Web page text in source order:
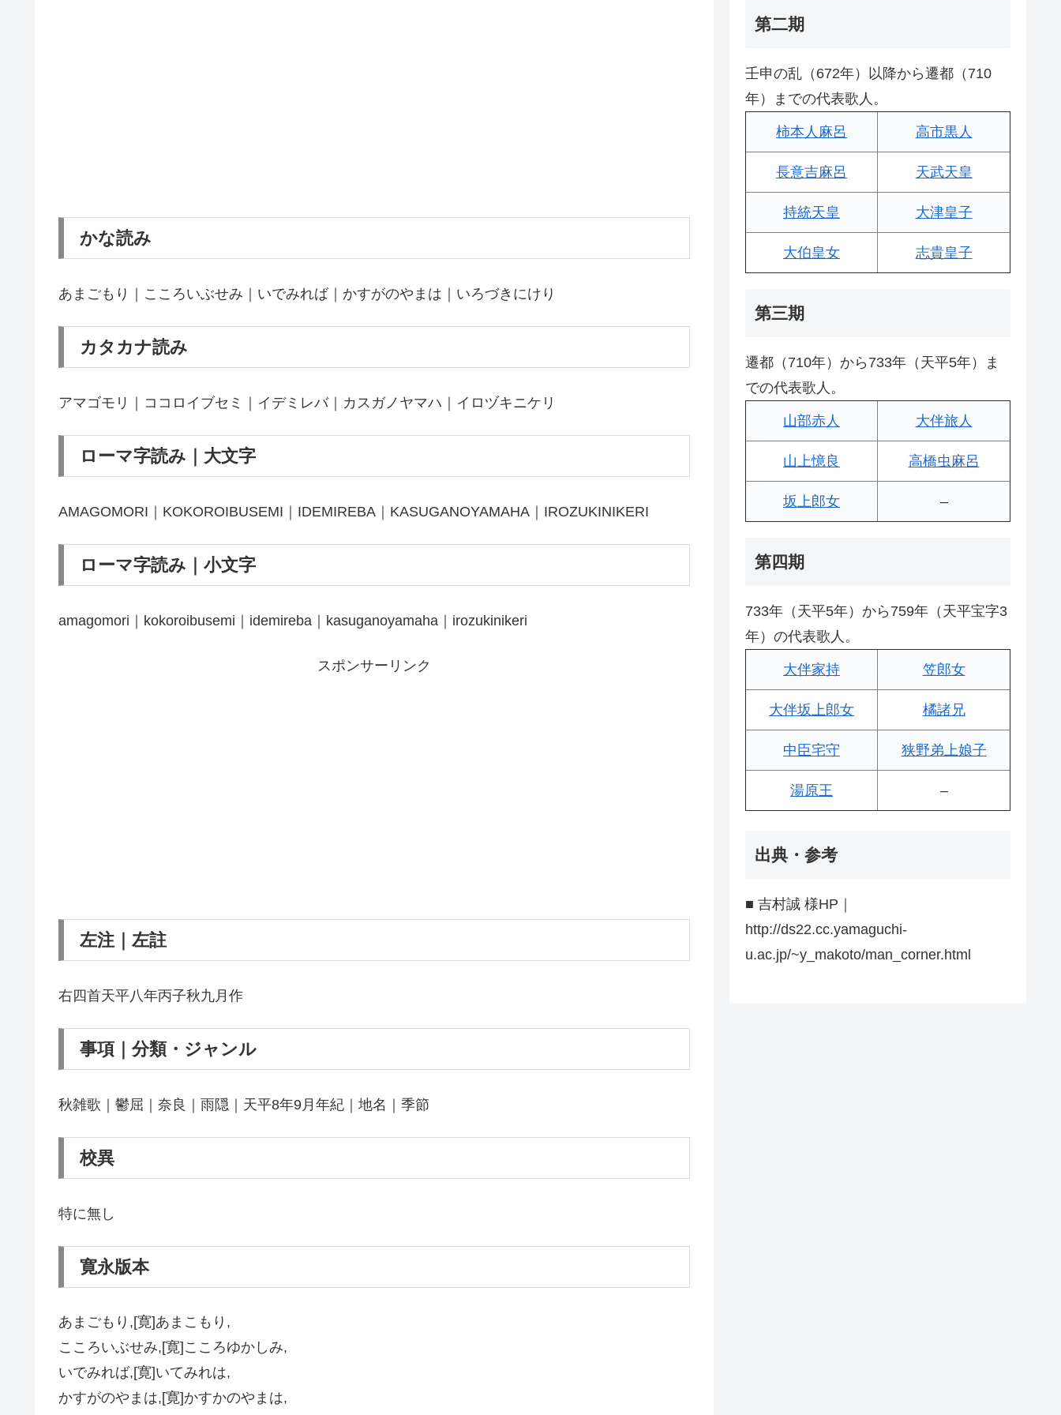
かな読み
あまごもり｜こころいぶせみ｜いでみれば｜かすがのやまは｜いろづきにけり
カタカナ読み
アマゴモリ｜ココロイブセミ｜イデミレバ｜カスガノヤマハ｜イロヅキニケリ
ローマ字読み｜大文字
AMAGOMORI｜KOKOROIBUSEMI｜IDEMIREBA｜KASUGANOYAMAHA｜IROZUKINIKERI
ローマ字読み｜小文字
amagomori｜kokoroibusemi｜idemireba｜kasuganoyamaha｜irozukinikeri
スポンサーリンク
左注｜左註
右四首天平八年丙子秋九月作
事項｜分類・ジャンル
秋雑歌｜鬱屈｜奈良｜雨隠｜天平8年9月年紀｜地名｜季節
校異
特に無し
寛永版本
あまごもり,[寛]あまこもり,
こころいぶせみ,[寛]こころゆかしみ,
いでみれば,[寛]いてみれは,
かすがのやまは,[寛]かすかのやまは,
第二期
壬申の乱（672年）以降から遷都（710
年）までの代表歌人。
柿本人麻呂 高市黒人
長意吉麻呂 天武天皇
持統天皇 大津皇子
大伯皇女 志貴皇子
第三期
遷都（710年）から733年（天平5年）ま
での代表歌人。
山部赤人 大伴旅人
山上憶良 高橋虫麻呂
坂上郎女 –
第四期
733年（天平5年）から759年（天平宝字3
年）の代表歌人。
大伴家持 笠郎女
大伴坂上郎女 橘諸兄
中臣宅守 狭野弟上娘子
湯原王 –
出典・参考
■ 吉村誠 様HP｜
http://ds22.cc.yamaguchi-
u.ac.jp/~y_makoto/man_corner.html